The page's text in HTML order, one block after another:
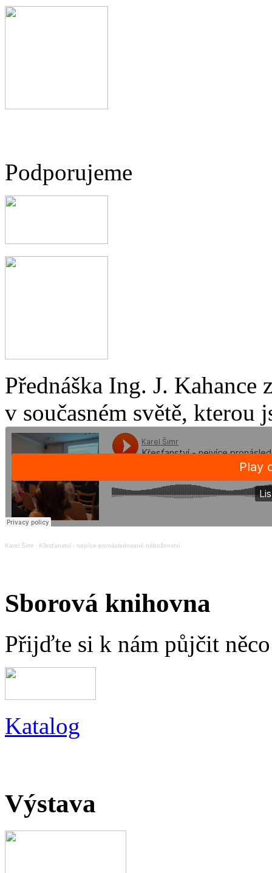
Podporujeme
Přednáška Ing. J.
v současném světě, kterou
Karel Šimr · Křesťanství - nejvíce pronásledované náboženství
Sborová knihovna
Přijďte si k nám půjčit
Katalog
Výstava